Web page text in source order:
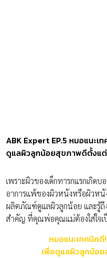
ABK Expert EP.5 หมอแนะเ
ดูแลผิวลูกน้อยสุขภาพดีตั้งแต่
เพราะผิวของเด็กทารกแรกเกิด
อาการแพ้ของผิวหนังหรือผิวหนัง
ผลิตภัณฑ์ดูแลผิวลูกน้อย และรู้ถึ
สำคัญ ที่คุณพ่อคุณแม่ต้องใส่ใจเ
หมอแนะเทคนิคดี
เพื่อดูแลผิวลูกน้อ